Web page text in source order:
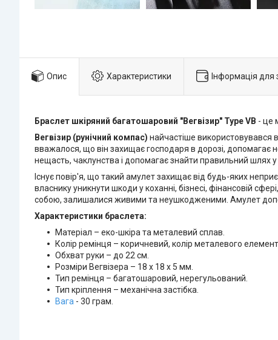
Опис Характеристики Інформація
Браслет шкіряний багатошаровий "Вегвізир" Type VB - це
Вегвізир (рунічний компас) найчастіше використовувався
вважалося, що він захищає господаря в дорозі, допомагає
нещасть, чаклунства і допомагає знайти правильний шлях у
Існує повір'я, що такий амулет захищає від будь-яких
власнику уникнути шкоди у коханні, бізнесі, фінансовій
собою, залишалися живими та неушкодженими. Амулет
Характеристики браслета:
Матеріал – еко-шкіра та металевий сплав.
Колір ремінця – коричневий, колір металевого
Обхват руки – до 22 см.
Розміри Вегвізера – 18 х 18 х 5 мм.
Тип ремінця – багатошаровий, нерегульований.
Тип кріплення – механічна застібка.
Вага - 30 грам.